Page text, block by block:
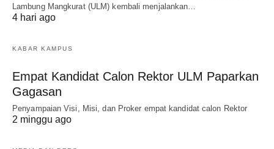
Lambung Mangkurat (ULM) kembali menjalankan…
4 hari ago
KABAR KAMPUS
Empat Kandidat Calon Rektor ULM Paparkan
Gagasan
Penyampaian Visi, Misi, dan Proker empat kandidat calon Rektor
2 minggu ago